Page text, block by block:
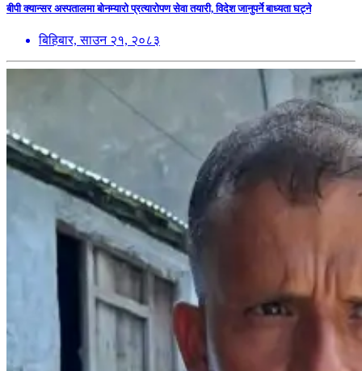
बीपी क्यान्सर अस्पतालमा बोनम्यारो प्रत्यारोपण सेवा तयारी, विदेश जानुपर्ने बाध्यता घट्ने
बिहिबार, साउन २१, २०८३